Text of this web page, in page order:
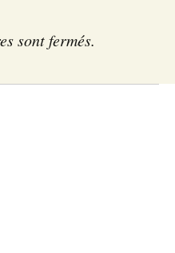
sont fermés.